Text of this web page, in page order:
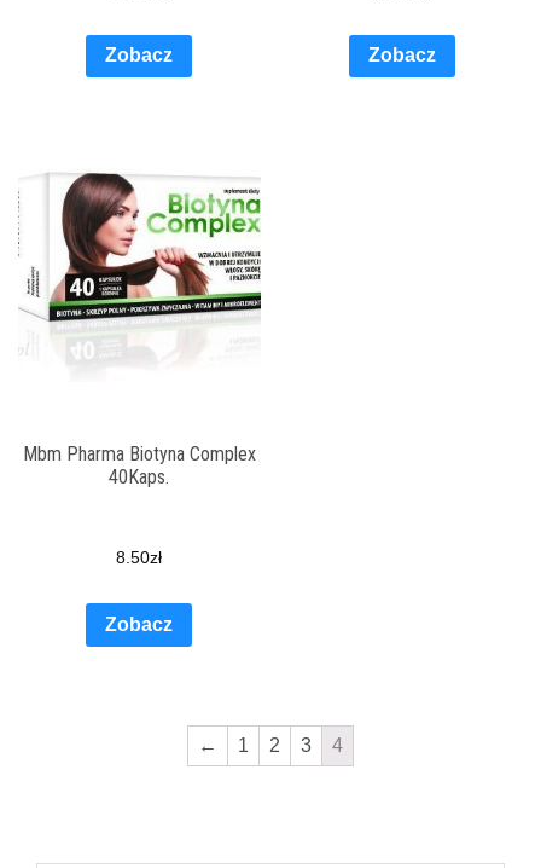
Zobacz Zobacz
Mbm Pharma Biotyna Complex
40Kaps.
8.50zł
Zobacz
← 1 2 3 4